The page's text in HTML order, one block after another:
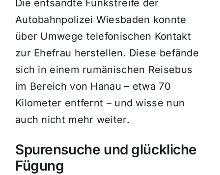
Die entsandte Funkstreife der
Autobahnpolizei Wiesbaden konnte
über Umwege telefonischen Kontakt
zur Ehefrau herstellen. Diese befände
sich in einem rumänischen Reisebus
im Bereich von Hanau – etwa 70
Kilometer entfernt – und wisse nun
auch nicht mehr weiter.
Spurensuche und glückliche
Fügung